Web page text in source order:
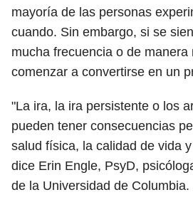
mayoría de las personas
cuando. Sin embargo, si se
mucha frecuencia o de
comenzar a convertirse en un
"La ira, la ira persistente o los
pueden tener consecuencias
salud física, la calidad de vida
dice Erin Engle, PsyD,
de la Universidad de Columbia.